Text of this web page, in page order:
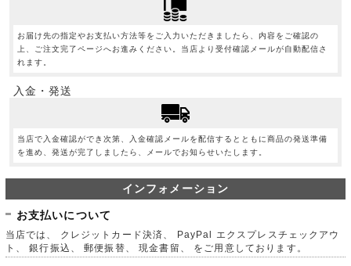
お届け先の指定やお支払い方法等をご入力いただきましたら、内容をご確認の
上、ご注文完了ページへお進みください。当店より受付確認メールが自動配信さ
れます。
入金・発送
当店で入金確認ができ次第、入金確認メールを配信するとともに商品の発送準備
を進め、発送が完了しましたら、メールでお知らせいたします。
インフォメーション
お支払いについて
当店では、 クレジットカード決済、 PayPal エクスプレスチェックアウ
ト、 銀行振込、 郵便振替、 現金書留、 をご用意しております。